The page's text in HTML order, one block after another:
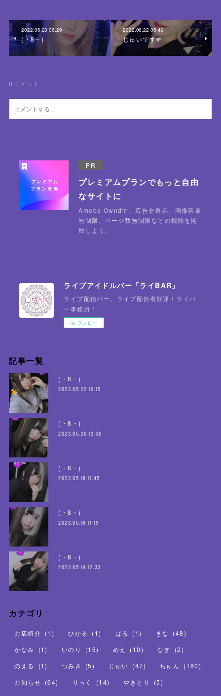
2022.06.23 06:29
(・8・)
2022.06.22 05:49
じゅいです🌱
0 コメント
PR
プレミアムプランでもっと自由
なサイトに
Ameba Owndで、広告非表示、画像容量
無制限、ページ数無制限などの機能を開
放しよう。
ライブアイドルバー「ライBAR」
ライブ配信バー、ライブ配信者歓迎！ライバ
ー事務所！
フォロー
記事一覧
(・8・)
2023.05.22 10:15
(・8・)
2023.05.20 12:30
(・8・)
2023.05.18 11:45
(・8・)
2023.05.16 11:19
(・8・)
2023.05.14 12:33
カテゴリ
お店紹介 (1 ) ひかる (1) ぱる (1) きな (48)
かなみ
(1) いのり (16) めえ (10) なぎ (2)
のえる
(1) つみき (5) じゅい (47) ちゅん (180)
お知らせ (64) りっく (14) やきとり (5)